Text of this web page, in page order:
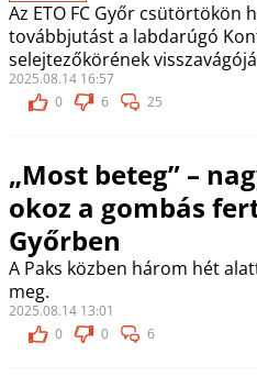
Az ETO FC Győr csütörtökön
továbbjutást a labdarúgó
selejtezőkörének
2025.08.14 16:57
0
6 25
„Most beteg” –
okoz a gombás
Győrben
A Paks közben három hét
meg.
2025.08.14 13:01
0
0 6